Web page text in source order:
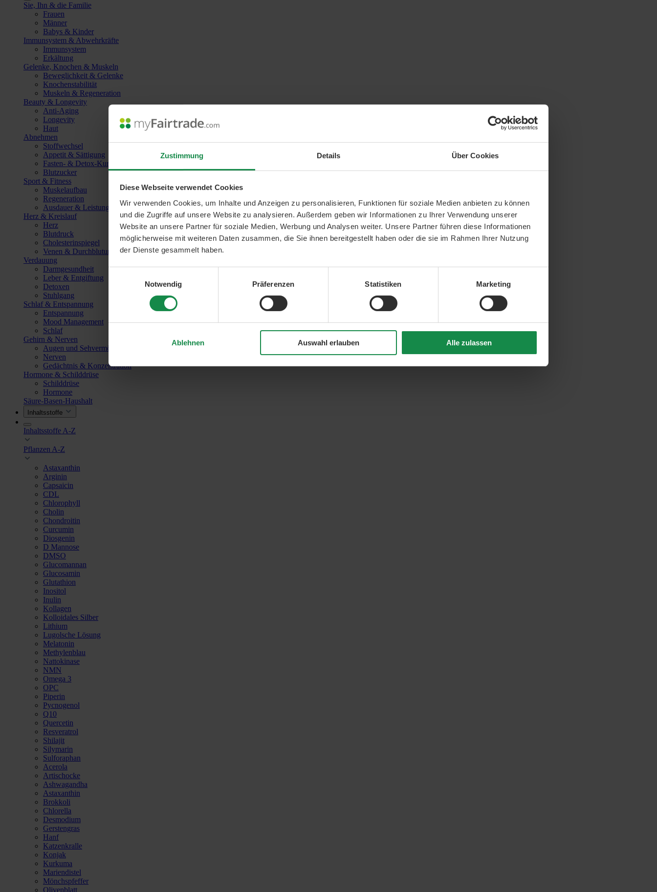
Zustimmung Details Über Cookies
Diese Webseite verwendet Cookies
Wir verwenden Cookies, um Inhalte und Anzeigen zu personalisieren, Funktionen für soziale Medien anbieten zu können
und die Zugriffe auf unsere Website zu analysieren. Außerdem geben wir Informationen zu Ihrer Verwendung unserer
Website an unsere Partner für soziale Medien, Werbung und Analysen weiter. Unsere Partner führen diese Informationen
möglicherweise mit weiteren Daten zusammen, die Sie ihnen bereitgestellt haben oder die sie im Rahmen Ihrer Nutzung
der Dienste gesammelt haben.
Notwendig
Präferenzen Statistiken Marketing
Ablehnen Auswahl erlauben Alle zulassen
Sie, Ihn & die Familie
Frauen
Männer
Babys & Kinder
Immunsystem & Abwehrkräfte
Immunsystem
Erkältung
Gelenke, Knochen & Muskeln
Beweglichkeit & Gelenke
Knochenstabilität
Muskeln & Regeneration
Beauty & Longevity
Anti-Aging
Longevity
Haut
Abnehmen
Stoffwechsel
Appetit & Sättigung
Fasten- & Detox-Kuren
Blutzucker
Sport & Fitness
Muskelaufbau
Regeneration
Ausdauer & Leistungssteigerung
Herz & Kreislauf
Herz
Blutdruck
Cholesterinspiegel
Venen & Durchblutung
Verdauung
Darmgesundheit
Leber & Entgiftung
Detoxen
Stuhlgang
Schlaf & Entspannung
Entspannung
Mood Management
Schlaf
Gehirn & Nerven
Augen und Sehvermögen
Nerven
Gedächtnis & Konzentration
Hormone & Schilddrüse
Schilddrüse
Hormone
Säure-Basen-Haushalt
Inhaltsstoffe
Inhaltsstoffe A-Z
Pflanzen A-Z
Astaxanthin
Arginin
Capsaicin
CDL
Chlorophyll
Cholin
Chondroitin
Curcumin
Diosgenin
D Mannose
DMSO
Glucomannan
Glucosamin
Glutathion
Inositol
Inulin
Kollagen
Kolloidales Silber
Lithium
Lugolsche Lösung
Melatonin
Methylenblau
Nattokinase
NMN
Omega 3
OPC
Piperin
Pycnogenol
Q10
Quercetin
Resveratrol
Shilajit
Silymarin
Sulforaphan
Acerola
Artischocke
Ashwagandha
Astaxanthin
Brokkoli
Chlorella
Desmodium
Gerstengras
Hanf
Katzenkralle
Konjak
Kurkuma
Mariendistel
Mönchspfeffer
Olivenblatt